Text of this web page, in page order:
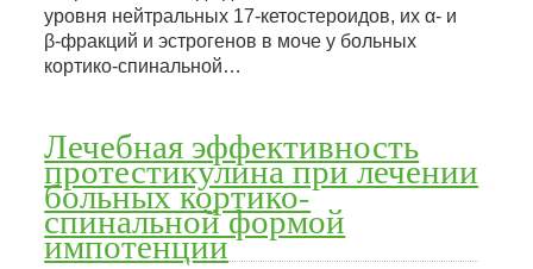
уровня нейтральных 17-кетостероидов, их α- и
β-фракций и эстрогенов в моче у больных
кортико-спинальной…
Лечебная эффективность
протестикулина при лечении
больных кортико-
спинальной формой
импотенции